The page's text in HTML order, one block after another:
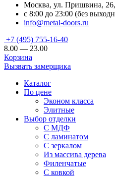
Москва, ул. Пришвина,
с 8:00 до 23:00 (без
info@metal-doors.ru
+7 (495) 755-16-40
8.00 — 23.00
Корзина
Вызвать замерщика
Каталог
По цене
Эконом класса
Элитные
Выбор отделки
С МДФ
С ламинатом
С зеркалом
Из массива дерева
Филенчатые
С ковкой